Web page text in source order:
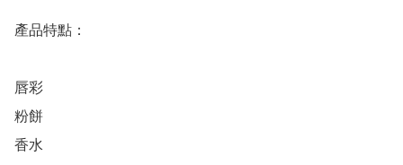
產品特點：
唇彩
粉餅
香水